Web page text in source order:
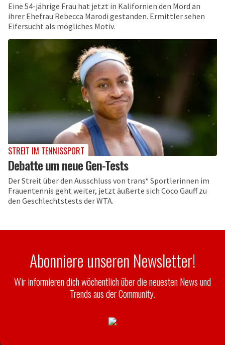
Eine 54-jährige Frau hat jetzt in Kalifornien den Mord an
ihrer Ehefrau Rebecca Marodi gestanden. Ermittler sehen
Eifersucht als mögliches Motiv.
STREIT IM TENNISSPORT
Debatte um neue Gen-Tests
Der Streit über den Ausschluss von trans* Sportlerinnen im
Frauentennis geht weiter, jetzt äußerte sich Coco Gauff zu
den Geschlechtstests der WTA.
Abonniere unseren Newsletter!
Wir informieren dich wöchentlich über die neuesten News und
Trends aus der Community.